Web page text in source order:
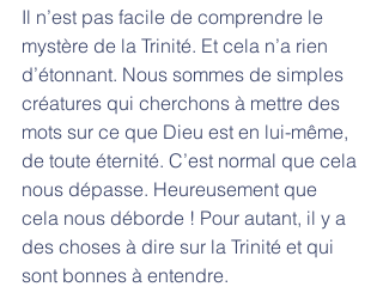
Il n’est pas facile de comprendre le
mystère de la Trinité. Et cela n’a rien
d’étonnant. Nous sommes de simples
créatures qui cherchons à mettre des
mots sur ce que Dieu est en lui-même,
de toute éternité. C’est normal que cela
nous dépasse. Heureusement que
cela nous déborde ! Pour autant, il y a
des choses à dire sur la Trinité et qui
sont bonnes à entendre.